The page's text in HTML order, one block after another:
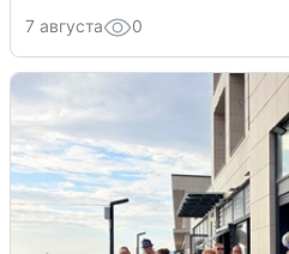
7 августа 0